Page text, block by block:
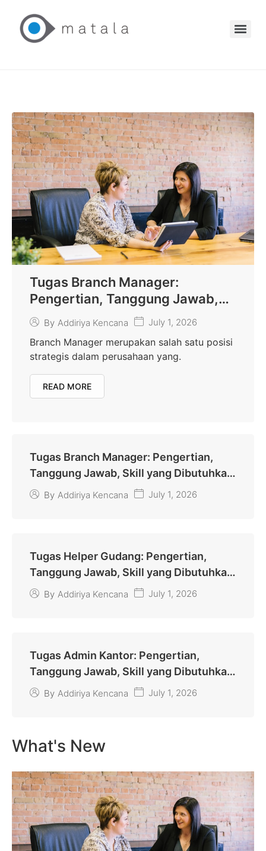
Tugas Branch Manager:
Pengertian, Tanggung Jawab,
Skill yang Dibutuhkan, dan
Jenjang Karier
By Addiriya Kencana July 1, 2026
Branch Manager merupakan salah satu posisi
strategis dalam perusahaan yang.
READ MORE
Tugas Branch Manager: Pengertian,
Tanggung Jawab, Skill yang Dibutuhkan,
dan Jenjang Karier
By Addiriya Kencana July 1, 2026
Tugas Helper Gudang: Pengertian,
Tanggung Jawab, Skill yang Dibutuhkan,
dan Jenjang Karier
By Addiriya Kencana July 1, 2026
Tugas Admin Kantor: Pengertian,
Tanggung Jawab, Skill yang Dibutuhkan,
dan Jenjang Karier
By Addiriya Kencana July 1, 2026
What's New​